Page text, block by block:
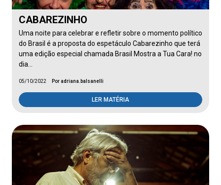
CABAREZINHO
Uma noite para celebrar e refletir sobre o momento político
do Brasil é a proposta do espetáculo Cabarezinho que terá
uma edição especial chamada Brasil Mostra a Tua Cara! no
dia…
05/10/2022 Por adriana.balsanelli
LER MATÉRIA